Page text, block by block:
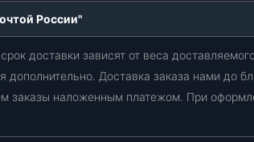
России"
доставки зависят от веса
дополнительно. Доставка заказа нами до
заказы наложенным платежом. При